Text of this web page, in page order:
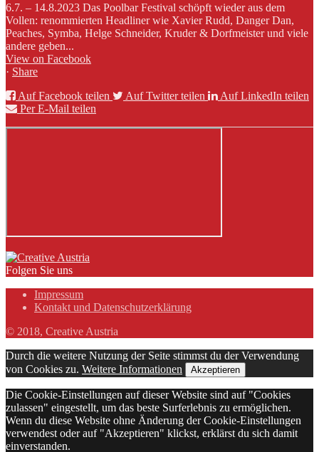
6.7. – 14.8.2023 Das Poolbar Festival schöpft wieder aus dem
Vollen: renommierten Headliner wie Xavier Rudd, Danger Dan,
Peaches, Symba, Helge Schneider, Kruder & Dorfmeister und viele
andere geben...
View on Facebook
· Share
Auf Facebook teilen
Auf Twitter teilen
Auf LinkedIn teilen
Per E-Mail teilen
Folgen Sie uns
Impressum
Kontakt und Datenschutzerklärung
© 2018, Creative Austria
Durch die weitere Nutzung der Seite stimmst du der Verwendung
von Cookies zu. Weitere Informationen Akzeptieren
Die Cookie-Einstellungen auf dieser Website sind auf "Cookies
zulassen" eingestellt, um das beste Surferlebnis zu ermöglichen.
Wenn du diese Website ohne Änderung der Cookie-Einstellungen
verwendest oder auf "Akzeptieren" klickst, erklärst du sich damit
einverstanden.